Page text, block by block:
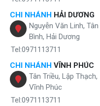
CHI NHÁNH HẢI DƯƠNG
Nguyễn Văn Linh, Tân
Bình, Hải Dương
Tel:0971113711
CHI NHÁNH VĨNH PHÚC
Tân Triều, Lập Thạch,
Vĩnh Phúc
Tel:0971113711